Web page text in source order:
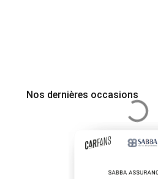
Nos dernières occasions